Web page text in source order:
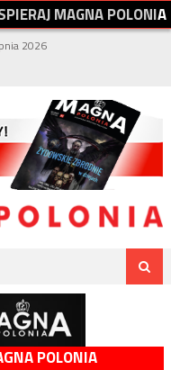
PIERAJMAGNAPOLONIA
2026
POLONIA